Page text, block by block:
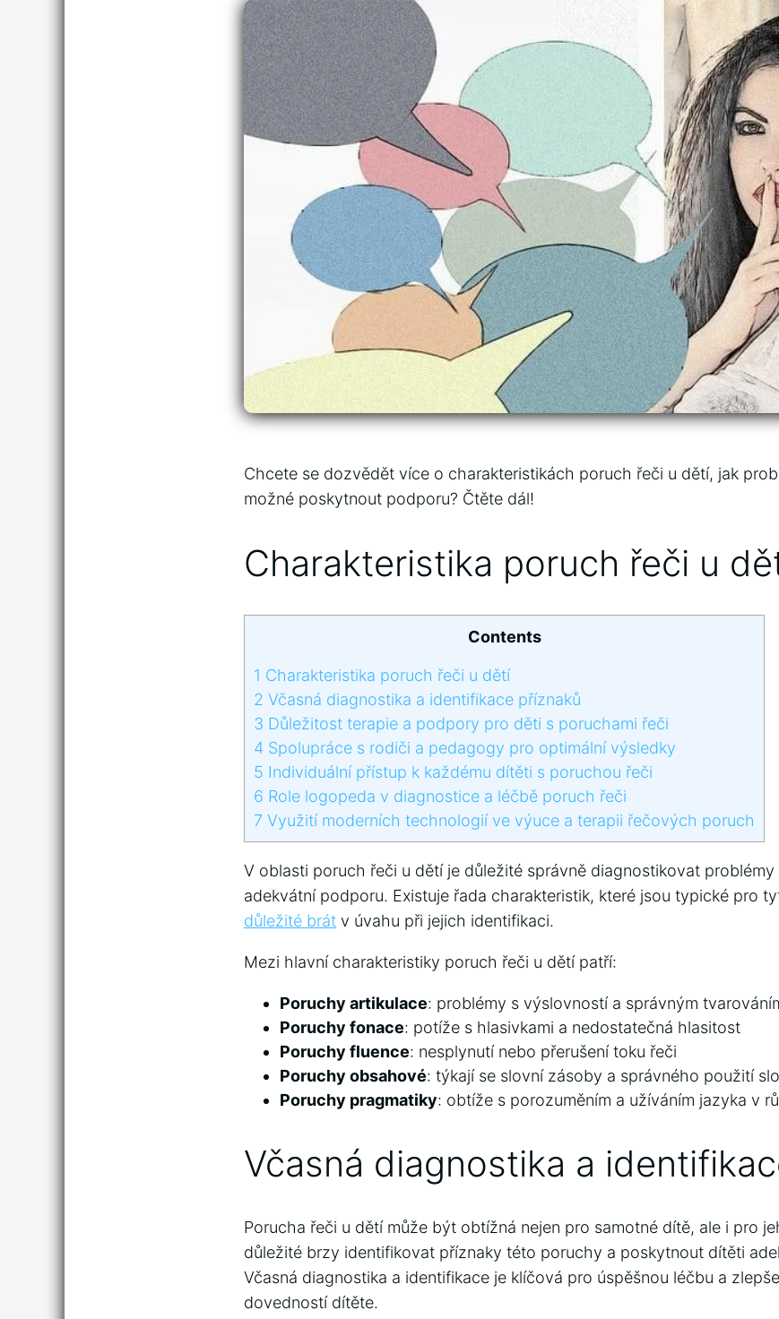
Chcete se dozvědět více o charakteristikách poruch řeči u dětí, jak⁣
možné poskytnout podporu? Čtěte dál!
Charakteristika poruch řeči u
Contents
1 Charakteristika poruch řeči u dětí
2 Včasná diagnostika⁤ a ‌identifikace příznaků
3 Důležitost terapie⁣ a podpory pro děti s poruchami řeči
4 Spolupráce s rodiči⁢ a pedagogy pro optimální výsledky
5 Individuální přístup k každému dítěti s poruchou řeči
6 Role ‍logopeda⁣ v diagnostice⁣ a léčbě poruch řeči
7 Využití moderních technologií ve výuce a terapii⁢ řečových⁣ poruch
V oblasti poruch řeči u⁢ dětí je důležité správně diagnostikovat⁤
adekvátní podporu.‍ Existuje řada charakteristik, které​ jsou typické pro
důležité brát v úvahu při jejich identifikaci.
Mezi hlavní ⁢charakteristiky poruch řeči⁣ u​ dětí ‌patří:
Poruchy artikulace: problémy s výslovností a správným
Poruchy fonace: potíže s hlasivkami a nedostatečná hlasitost
Poruchy fluence: nesplynutí nebo ‌přerušení ​toku řeči
Poruchy obsahové: týkají se slovní zásoby a správného​ použití
Poruchy pragmatiky:⁢ obtíže s porozuměním a užíváním jazyka v
Včasná diagnostika⁤ a
Porucha řeči u dětí může být obtížná ‍nejen pro samotné dítě, ale i pro
důležité brzy‍ identifikovat příznaky této poruchy a poskytnout ⁢dítěti
Včasná diagnostika a identifikace je klíčová pro ‍úspěšnou léčbu a
dovedností dítěte.